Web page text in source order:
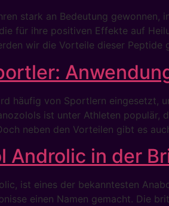
stark an Bedeutung gewonnen,
für ihre positiven Effekte auf
wir die Vorteile dieser
häufig von Sportlern eingesetzt,
ist unter Athleten
neben den Vorteilen gibt es
Androlic in der
ist eines der bekanntesten
einen Namen gemacht. Die